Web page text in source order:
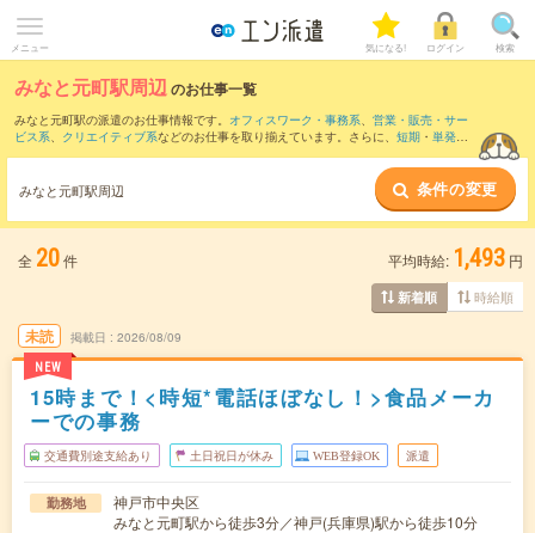
メニュー 気になる! ログイン 検索
みなと元町駅周辺のお仕事一覧
みなと元町駅の派遣のお仕事情報です。 オフィスワーク・事務系、 営業・販売・サー
ビス系、 クリエイティブ系などのお仕事を取り揃えています。さらに、 短期 ・ 単発な
また、三ノ宮駅・神戸三宮(阪急・神戸高速)駅 神戸(兵庫県)駅・
元町(兵庫県)駅
など近隣駅のお仕事もご確認いただけます。
みなと元町駅周辺 条件の変更
全 20件 平均時給: 1,493 円
新着順 時給順
未読
NEW
掲載日 2026/08/09
15時まで！<時短*電話ほぼなし！>食品メーカ
ーでの事務
交通費別途支給あり 土日祝日が休み WEB登録OK 派遣
勤務地
神戸市中央区
みなと元町駅から徒歩3分／神戸(兵庫県)駅から徒歩10分